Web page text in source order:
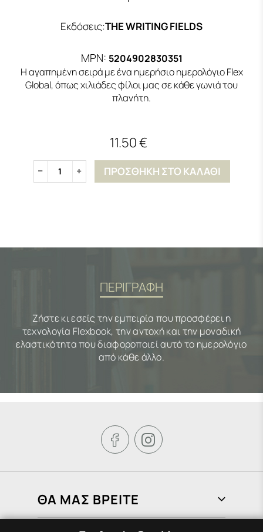
Εκδόσεις:THE WRITING FIELDS
MPN: 5204902830351
Η αγαπημένη σειρά με ένα ημερήσιο ημερολόγιο Flex
Global, όπως χιλιάδες φίλοι μας σε κάθε γωνιά του
πλανήτη.
11.50 €
1 ΠΡΟΣΘΗΚΗ ΣΤΟ ΚΑΛΑΘΙ
ΠΕΡΙΓΡΑΦΗ
Ζήστε κι εσείς την εμπειρία που προσφέρει η
τεχνολογία Flexbook, την αντοχή και την μοναδική
ελαστικότητα που διαφοροποιεί αυτό το ημερολόγιο
από κάθε άλλο.
 
ΘΑ ΜΑΣ ΒΡΕΙΤΕ